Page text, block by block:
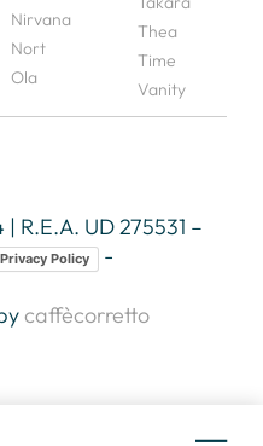
Nirvana
Nort
Ola
Thea
Time
Vanity
R.E.A. UD 275531 –
Privacy Policy -
caffècorretto